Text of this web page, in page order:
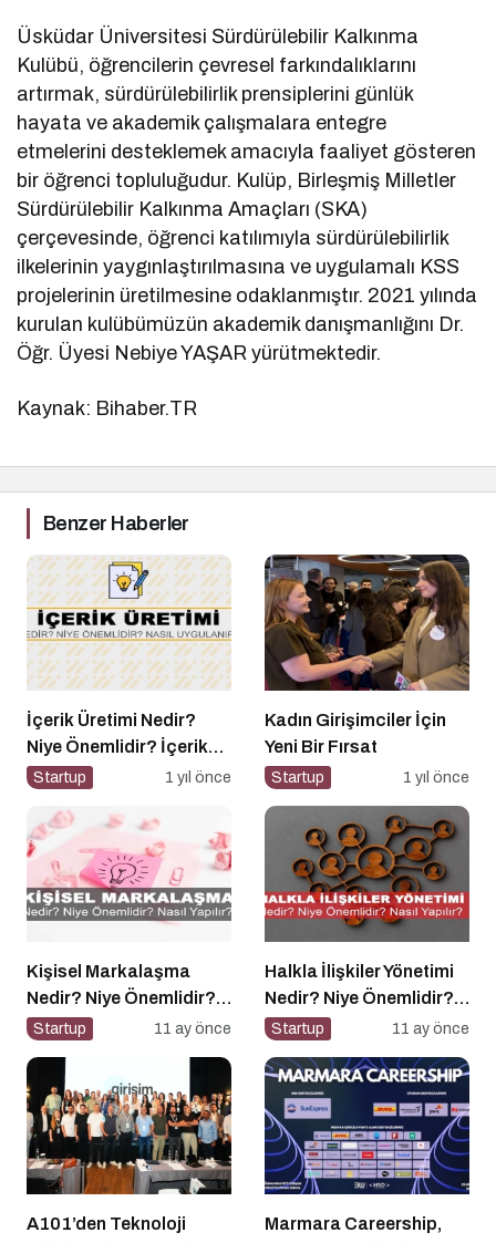
Üsküdar Üniversitesi Sürdürülebilir Kalkınma
Kulübü, öğrencilerin çevresel farkındalıklarını
artırmak, sürdürülebilirlik prensiplerini günlük
hayata ve akademik çalışmalara entegre
etmelerini desteklemek amacıyla faaliyet gösteren
bir öğrenci topluluğudur. Kulüp, Birleşmiş Milletler
Sürdürülebilir Kalkınma Amaçları (SKA)
çerçevesinde, öğrenci katılımıyla sürdürülebilirlik
ilkelerinin yaygınlaştırılmasına ve uygulamalı KSS
projelerinin üretilmesine odaklanmıştır. 2021 yılında
kurulan kulübümüzün akademik danışmanlığını Dr.
Öğr. Üyesi Nebiye YAŞAR yürütmektedir.
Kaynak: Bihaber.TR
Benzer Haberler
İçerik Üretimi Nedir?
Niye Önemlidir? İçerik
Üretimi Nasıl Yapılır?
Startup 1 yıl önce
Kadın Girişimciler İçin
Yeni Bir Fırsat
Startup 1 yıl önce
Kişisel Markalaşma
Nedir? Niye Önemlidir?
Kişisel Markalaşma
Startup 11 ay önce
Halkla İlişkiler Yönetimi
Nedir? Niye Önemlidir?
Halkla İlişkiler Yönetimi
Startup 11 ay önce
A101’den Teknoloji
Marmara Careership,